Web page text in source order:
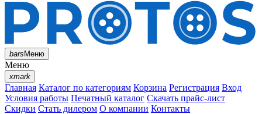
barsМеню
Меню
xmark
Главная Каталог по категориям Корзина Регистрация Вход
Условия работы Печатный каталог Скачать прайс-лист
Скидки Стать дилером О компании Контакты